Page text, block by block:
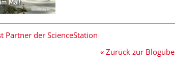
Partner der ScienceStation
« Zurück zur